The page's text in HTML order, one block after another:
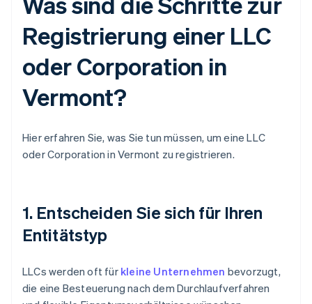
Registrierung einer LLC
oder Corporation in
Vermont?
Hier erfahren Sie, was Sie tun müssen, um eine LLC
oder Corporation in Vermont zu registrieren.
1. Entscheiden Sie sich für Ihren
Entitätstyp
LLCs werden oft für kleine Unternehmen bevorzugt,
die eine Besteuerung nach dem Durchlaufverfahren